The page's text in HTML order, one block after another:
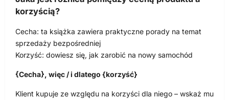
korzyścią?
Cecha: ta książka zawiera praktyczne porady na temat
sprzedaży bezpośredniej
Korzyść: dowiesz się, jak zarobić na nowy samochód
{Cecha}, więc / i dlatego {korzyść}
Klient kupuje ze względu na korzyści dla niego – wskaż mu